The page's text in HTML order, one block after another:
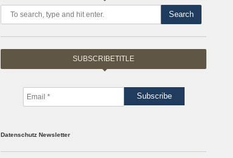
Search
SUBSCRIBETITLE
Datenschutz Newsletter